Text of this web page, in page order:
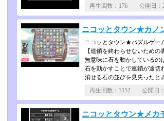
再生回数：176 公開日
ニコッとタウン★カノ
ニコッとタウン★パズルゲー
【連鎖を終わらせないための
無意味に石を動かしているの
石を動かすことで連鎖が途切
消せる石の並びを見失ったと
再生回数：3152 公開日
ニコッとタウン★メカ